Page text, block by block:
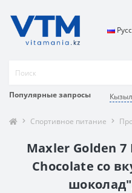
Популярные запросы
Спортивное питание
Maxler Golden
Chocolate со